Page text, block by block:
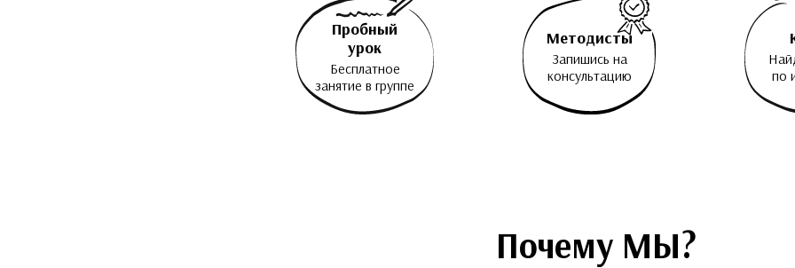
Пробный
урок
Бесплатное
занятие в группе
Методисты
Запишись на
консультацию
по
Почему МЫ?